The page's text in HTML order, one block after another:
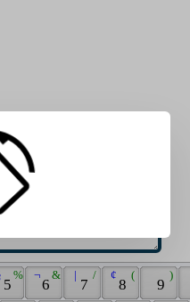
into the box:
5
%
6
&
¬
7
/
|
8
(
¢
9
)